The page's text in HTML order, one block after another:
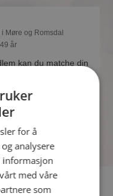
Møre og Romsdal
år
kan du matche din
hånd i hanske?
for å
analysere
informasjon
med våre
som